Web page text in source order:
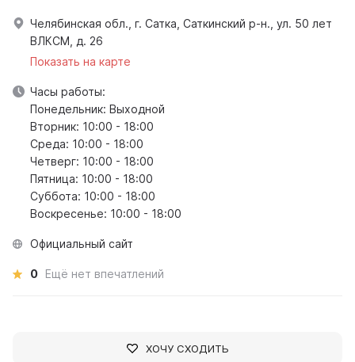
Челябинская обл., г. Сатка, Саткинский р-н., ул. 50 лет
ВЛКСМ, д. 26
Показать на карте
Часы работы:
Понедельник: Выходной
Вторник: 10:00 - 18:00
Среда: 10:00 - 18:00
Четверг: 10:00 - 18:00
Пятница: 10:00 - 18:00
Суббота: 10:00 - 18:00
Воскресенье: 10:00 - 18:00
Официальный сайт
0 Ещё нет впечатлений
ХОЧУ СХОДИТЬ